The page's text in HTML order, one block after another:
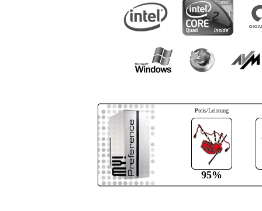
Preis/Leistung
95%